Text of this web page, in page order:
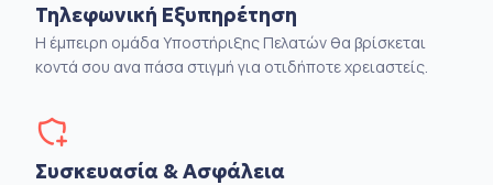
Τηλεφωνική Εξυπηρέτηση
Η έμπειρη ομάδα Υποστήριξης Πελατών θα βρίσκεται
κοντά σου ανα πάσα στιγμή για οτιδήποτε χρειαστείς.
Συσκευασία & Ασφάλεια